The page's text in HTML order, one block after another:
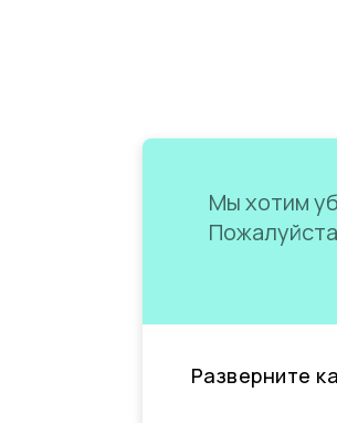
Мы хотим
Разверните